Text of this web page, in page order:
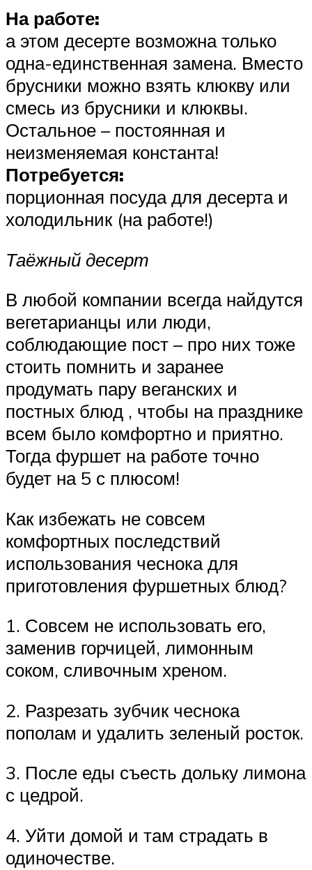
На работе:
а этом десерте возможна только
одна-единственная замена. Вместо
брусники можно взять клюкву или
смесь из брусники и клюквы.
Остальное – постоянная и
неизменяемая константа!
Потребуется:
порционная посуда для десерта и
холодильник (на работе!)
Таёжный десерт
В любой компании всегда найдутся
вегетарианцы или люди,
соблюдающие пост – про них тоже
стоить помнить и заранее
продумать пару веганских и
постных блюд , чтобы на празднике
всем было комфортно и приятно.
Тогда фуршет на работе точно
будет на 5 с плюсом!
Как избежать не совсем
комфортных последствий
использования чеснока для
приготовления фуршетных блюд?
1. Совсем не использовать его,
заменив горчицей, лимонным
соком, сливочным хреном.
2. Разрезать зубчик чеснока
пополам и удалить зеленый росток.
3. После еды съесть дольку лимона
с цедрой.
4. Уйти домой и там страдать в
одиночестве.